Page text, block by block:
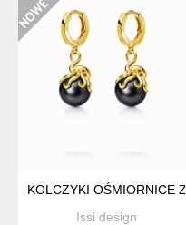
KOLCZYKI OŚMIORNICE
Issi design